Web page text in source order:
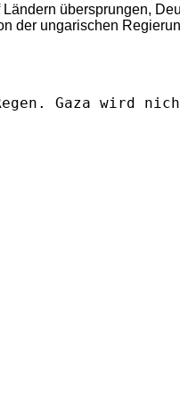
übersprungen,
der ungarischen
Gaza wird